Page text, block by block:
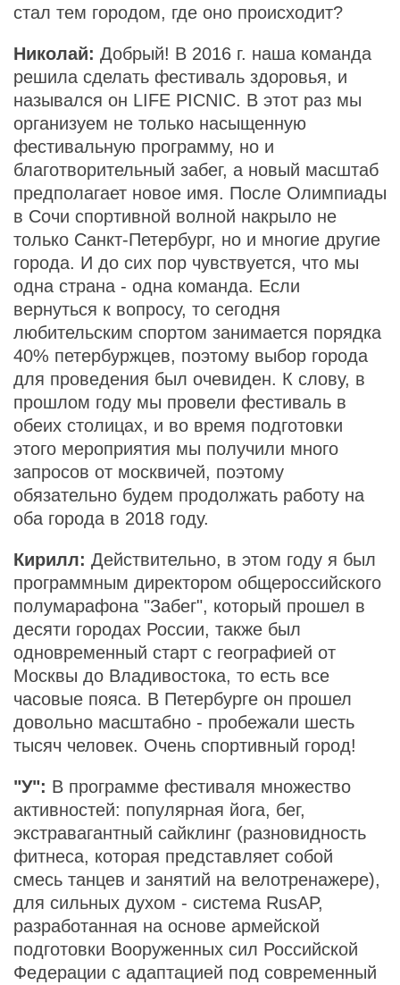
стал тем городом, где оно происходит?
Николай: Добрый! В 2016 г. наша команда
решила сделать фестиваль здоровья, и
назывался он LIFE PICNIC. В этот раз мы
организуем не только насыщенную
фестивальную программу, но и
благотворительный забег, а новый масштаб
предполагает новое имя. После Олимпиады
в Сочи спортивной волной накрыло не
только Санкт-Петербург, но и многие другие
города. И до сих пор чувствуется, что мы
одна страна - одна команда. Если
вернуться к вопросу, то сегодня
любительским спортом занимается порядка
40% петербуржцев, поэтому выбор города
для проведения был очевиден. К слову, в
прошлом году мы провели фестиваль в
обеих столицах, и во время подготовки
этого мероприятия мы получили много
запросов от москвичей, поэтому
обязательно будем продолжать работу на
оба города в 2018 году.
Кирилл: Действительно, в этом году я был
программным директором общероссийского
полумарафона "Забег", который прошел в
десяти городах России, также был
одновременный старт с географией от
Москвы до Владивостока, то есть все
часовые пояса. В Петербурге он прошел
довольно масштабно - пробежали шесть
тысяч человек. Очень спортивный город!
"У": В программе фестиваля множество
активностей: популярная йога, бег,
экстравагантный сайклинг (разновидность
фитнеса, которая представляет собой
смесь танцев и занятий на велотренажере),
для сильных духом - система RusAP,
разработанная на основе армейской
подготовки Вооруженных сил Российской
Федерации с адаптацией под современный